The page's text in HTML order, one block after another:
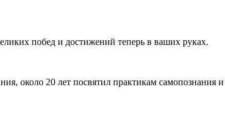
побед и достижений теперь в ваших руках.
около 20 лет посвятил практикам самопознания и